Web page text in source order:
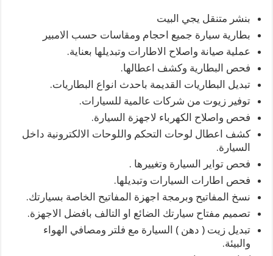
بنشر متنقل يجي البيت
بطارية سيارة جميع احجام ومقاسات حسب الامبير
عملية صيانة واصلاح الاطارات وتبديلها بعناية.
فحص البطارية وكشف اعطالها.
تبديل البطاريات القديمة باحدث انواع البطاريات.
توفير زيوت من شركات عالمية للسيارات.
فحص واصلاح الكهرباء لاجهزة السيارة.
كشف اعطال لوحات التحكم واللوحات الالكترونية داخل
السيارة.
فحص تواير السيارة وتغييرها .
فحص اطارات السيارات وتبديلها.
نسخ المفاتيح وبرمجة اجهزة المفاتيح الخاصة بسيارتك.
تصميم مفتاح سيارتك الضائع او التالف بافضل الاجهزة.
تبديل زيت ( دهن ) السيارة مع فلتر ومصافي الهواء
والبيئة.